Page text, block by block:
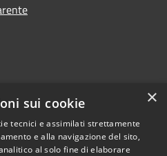
×
sui cookie
tecnici e assimilati strettamente
e alla navigazione del sito,
al solo fine di elaborare